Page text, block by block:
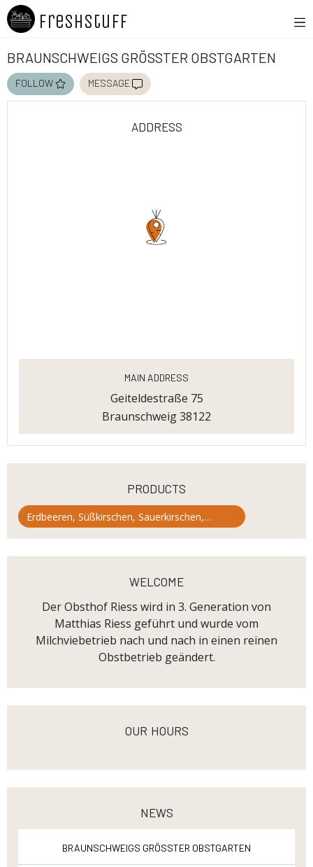
Freshstuff
Braunschweigs größter Obstgarten
follow message
address
Main Address
Geiteldestraße 75
Braunschweig 38122
products
Erdbeeren, Süßkirschen, Sauerkirschen,
Himbeeren, Heidelbeeren, Zwetschgen , Äpfel,
welcome
Der Obsthof Riess wird in 3. Generation von
Matthias Riess geführt und wurde vom
Milchviebetrieb nach und nach in einen reinen
Obstbetrieb geändert.
our hours
news
Braunschweigs größter Obstgarten